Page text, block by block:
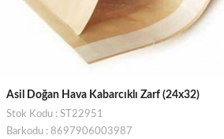
Asil Doğan Hava Kabarcıklı Zarf (24x32)
Stok Kodu : ST22951
Barkodu : 8697906003987